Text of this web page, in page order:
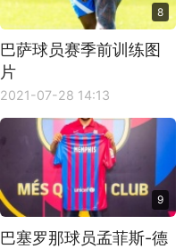
8
巴萨球员赛季前训练图
片
2021-07-28 14:13
9
巴塞罗那球员孟菲斯-德